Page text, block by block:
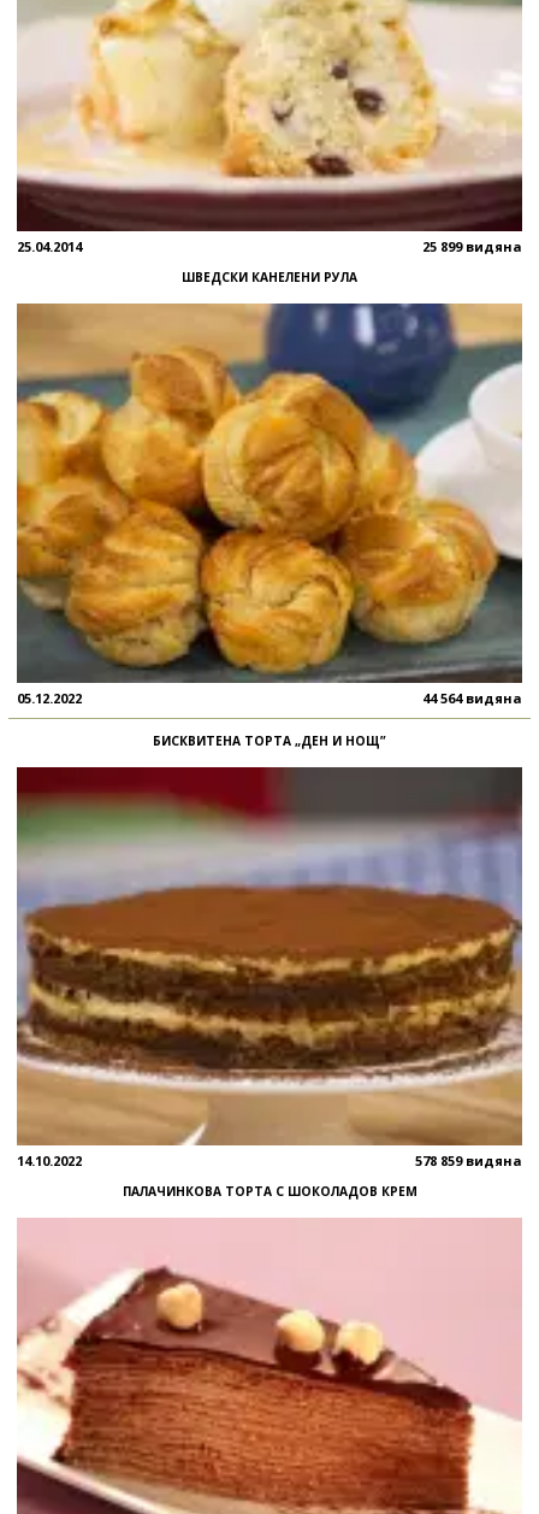
25.04.2014 25 899 видяна
ШВЕДСКИ КАНЕЛЕНИ РУЛА
05.12.2022 44 564 видяна
БИСКВИТЕНА ТОРТА „ДЕН И НОЩ”
14.10.2022 578 859 видяна
ПАЛАЧИНКОВА ТОРТА С ШОКОЛАДОВ КРЕМ